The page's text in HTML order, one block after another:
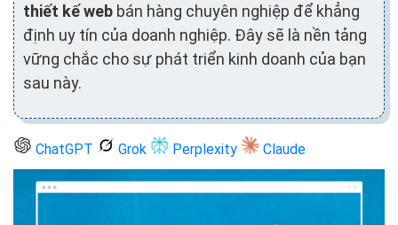
thiết kế web bán hàng chuyên nghiệp để khẳng
định uy tín của doanh nghiệp. Đây sẽ là nền tảng
vững chắc cho sự phát triển kinh doanh của bạn
sau này.
ChatGPT Grok Perplexity Claude